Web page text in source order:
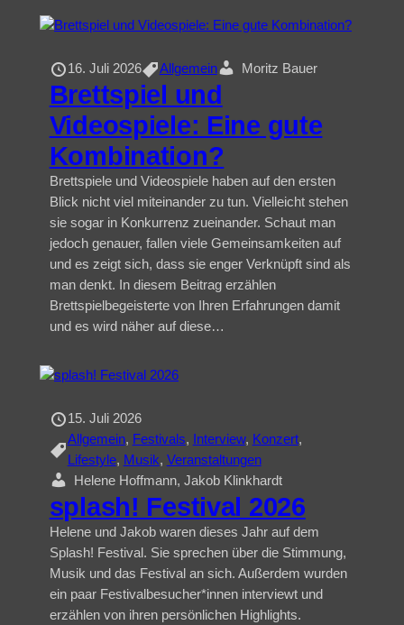
16. Juli 2026 Allgemein Moritz Bauer
Brettspiel und
Videospiele: Eine gute
Kombination?
Brettspiele und Videospiele haben auf den ersten
Blick nicht viel miteinander zu tun. Vielleicht stehen
sie sogar in Konkurrenz zueinander. Schaut man
jedoch genauer, fallen viele Gemeinsamkeiten auf
und es zeigt sich, dass sie enger Verknüpft sind als
man denkt. In diesem Beitrag erzählen
Brettspielbegeisterte von Ihren Erfahrungen damit
und es wird näher auf diese…
15. Juli 2026
Allgemein, Festivals, Interview, Konzert
Lifestyle, Musik, Veranstaltungen
Helene Hoffmann, Jakob Klinkhardt
splash! Festival 2026
Helene und Jakob waren dieses Jahr auf dem
Splash! Festival. Sie sprechen über die Stimmung,
Musik und das Festival an sich. Außerdem wurden
ein paar Festivalbesucher*innen interviewt und
erzählen von ihren persönlichen Highlights.